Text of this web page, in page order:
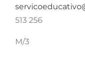
513 256
M/3